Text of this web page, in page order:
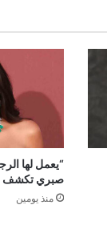
“يعمل لها
صبري تكشف
منذ يومين